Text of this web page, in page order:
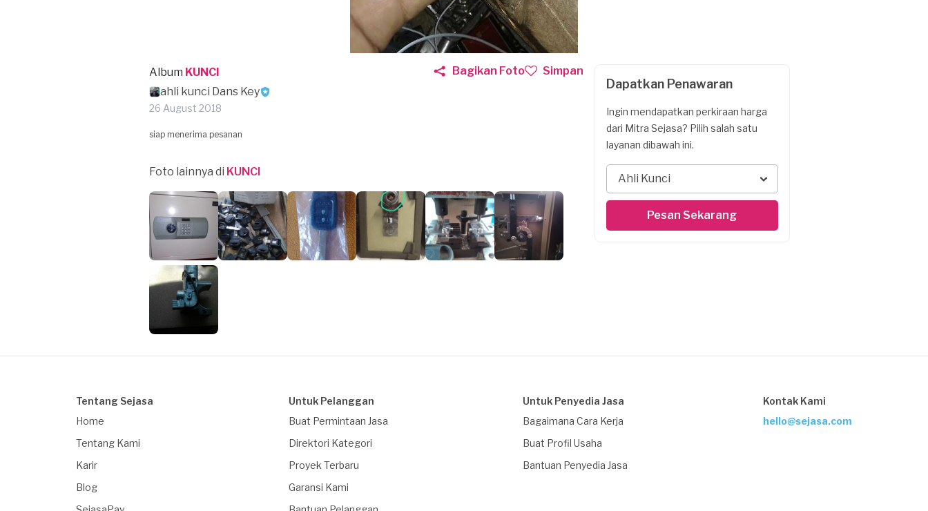
Album KUNCI
ahli kunci Dans Key
26 August 2018
Bagikan Foto Simpan
siap menerima pesanan
Foto lainnya di KUNCI
Dapatkan Penawaran
Ingin mendapatkan perkiraan harga
dari Mitra Sejasa? Pilih salah satu
layanan dibawah ini.
Ahli Kunci
Pesan Sekarang
Tentang Sejasa
Home
Tentang Kami
Karir
Blog
Untuk Pelanggan
Buat Permintaan Jasa
Direktori Kategori
Proyek Terbaru
Garansi Kami
Untuk Penyedia Jasa
Bagaimana Cara Kerja
Buat Profil Usaha
Bantuan Penyedia Jasa
Kontak Kami
hello@sejasa.com